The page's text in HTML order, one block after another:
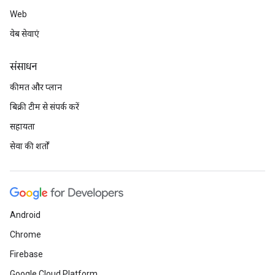
Web
वेब सेवाएं
संसाधन
कीमत और प्लान
बिक्री टीम से संपर्क करें
सहायता
सेवा की शर्तों
Android
Chrome
Firebase